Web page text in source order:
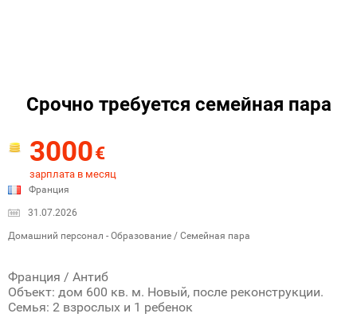
Срочно требуется семейная пара
3000€
зарплата в месяц
Франция
31.07.2026
Домашний персонал - Образование / Семейная пара
Франция / Антиб
Объект: дом 600 кв. м. Новый, после реконструкции.
Семья: 2 взрослых и 1 ребенок